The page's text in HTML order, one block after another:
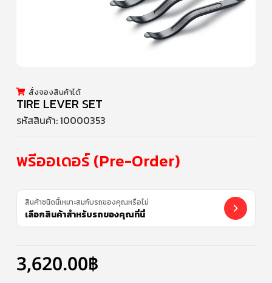
สั่งจองสินค้าได้
TIRE LEVER SET
รหัสสินค้า:10000353
พรีออเดอร์ (Pre-Order)
สินค้าชนิดนี้เหมาะสมกับรถของคุณหรือไม่
เลือกสินค้าสำหรับรถของคุณที่นี่
3,620.00฿